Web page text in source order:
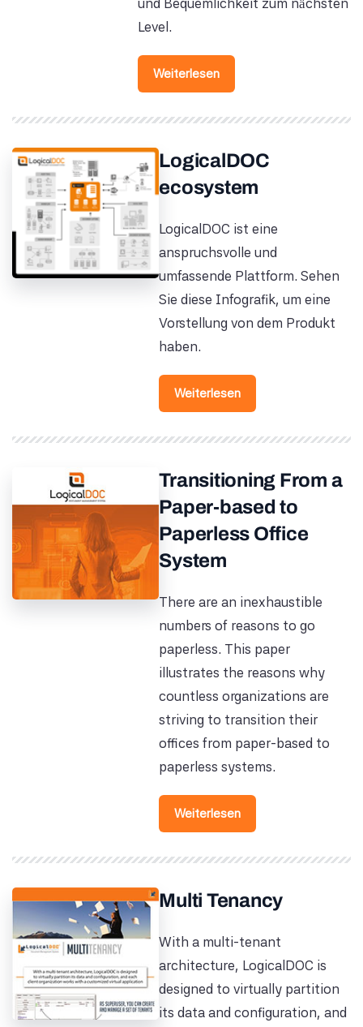
und Bequemlichkeit zum nächsten
Level.
Weiterlesen
LogicalDOC
ecosystem
LogicalDOC ist eine
anspruchsvolle und
umfassende Plattform. Sehen
Sie diese Infografik, um eine
Vorstellung von dem Produkt
haben.
Weiterlesen
Transitioning From a
Paper-based to
Paperless Office
System
There are an inexhaustible
numbers of reasons to go
paperless. This paper
illustrates the reasons why
countless organizations are
striving to transition their
offices from paper-based to
paperless systems.
Weiterlesen
Multi Tenancy
With a multi-tenant
architecture, LogicalDOC is
designed to virtually partition
its data and configuration, and